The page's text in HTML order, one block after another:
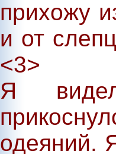
прихожу
и от
<3>
Я
одеяний.